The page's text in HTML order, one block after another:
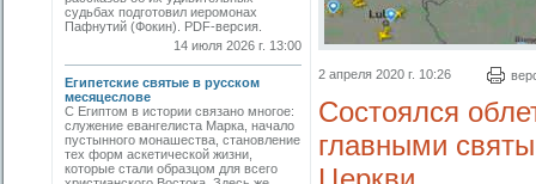
судьбах подготовил иеромонах
Пафнутий (Фокин). PDF-версия.
14 июля 2026 г. 13:00
Египетские святые в русском
месяцеслове
С Египтом в истории связано многое:
служение евангелиста Марка, начало
пустынного монашества, становление
тех форм аскетической жизни,
которые стали образцом для всего
2 апреля 2020 г. 10:26
Состоялся
главными